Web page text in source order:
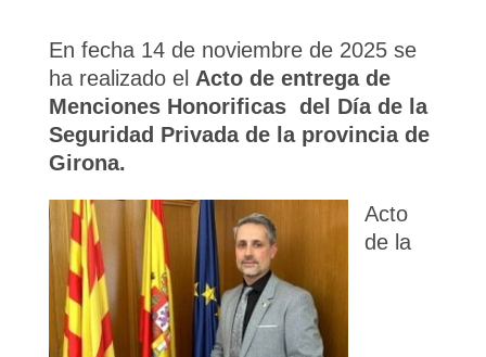
En fecha 14 de noviembre de 2025 se
ha realizado el Acto de entrega de
Menciones Honorificas del Día de la
Seguridad Privada de la provincia de
Girona.
Acto
de la